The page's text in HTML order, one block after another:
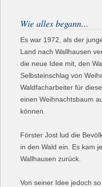
Wie alles begann...
Es war 1972, als der
Land nach Wallhausen
die neue Idee mit, den
Selbsteinschlag von
Waldfacharbeiter für
einen Weihnachtsbaum
können.
Förster Jost lud die
in den Wald ein. Es kam
Wallhausen zurück.
Von seiner Idee jedoch